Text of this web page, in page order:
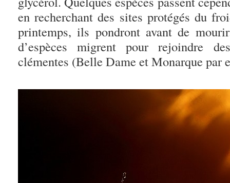
en recherchant des sites protégés du
printemps, ils pondront avant de
d’espèces migrent pour rejoindre
clémentes (Belle Dame et Monarque par